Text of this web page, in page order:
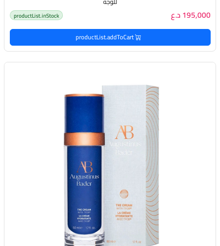
195,000 د.ع productList.inStock
productList.addToCart